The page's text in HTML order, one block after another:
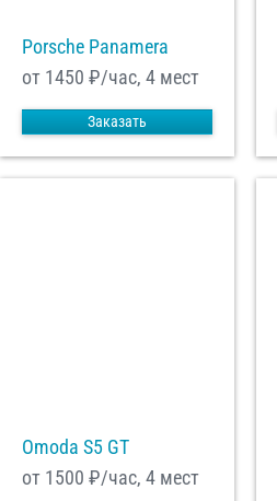
Porsche Panamera
от 1450 ₽/час, 4 мест
Заказать
Omoda S5 GT
от 1500 ₽/час, 4 мест